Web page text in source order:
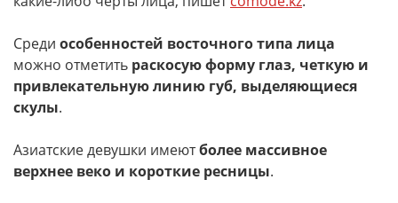
Среди особенностей восточного типа лица
можно отметить раскосую форму глаз, четкую и
привлекательную линию губ, выделяющиеся
скулы.
Азиатские девушки имеютболее массивное
верхнее веко и короткие ресницы.